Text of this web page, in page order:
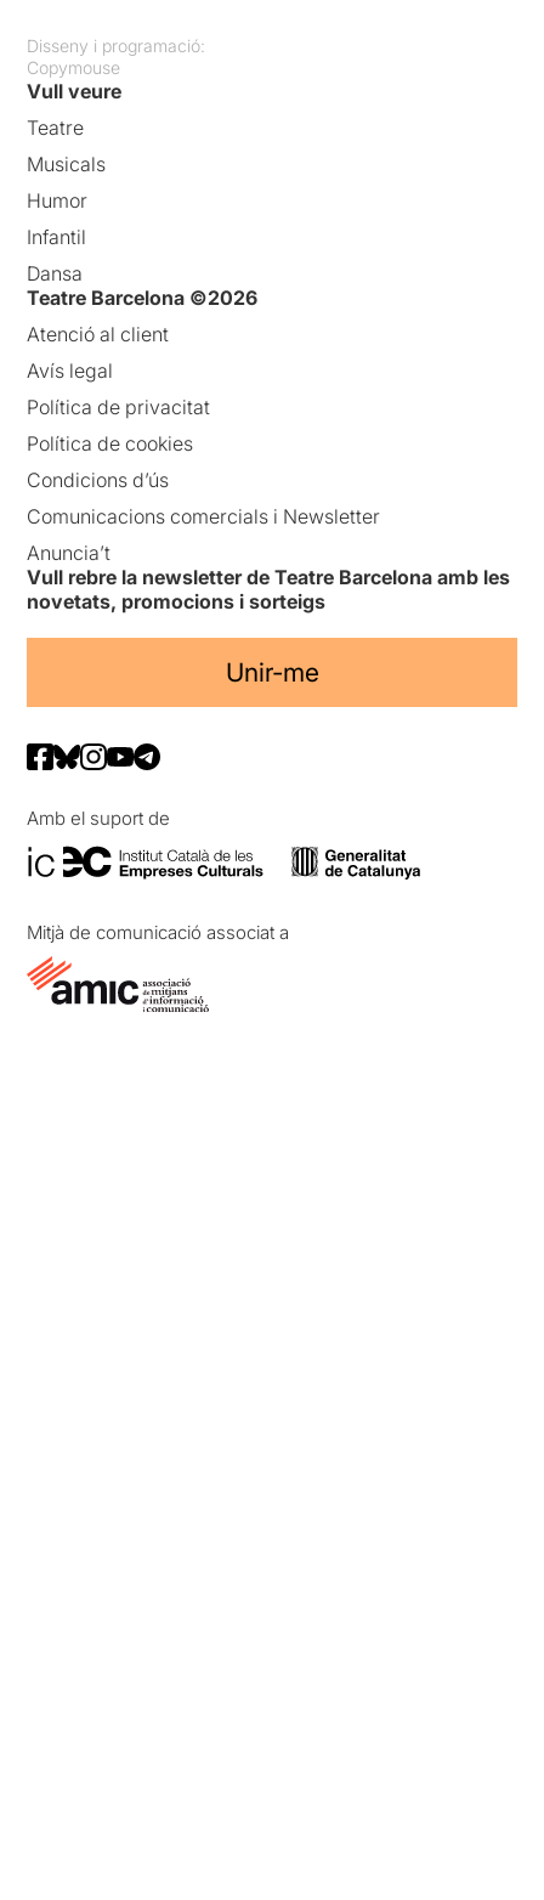
Disseny i programació:
Copymouse
Vull veure
Teatre
Musicals
Humor
Infantil
Dansa
Teatre Barcelona ©2026
Atenció al client
Avís legal
Política de privacitat
Política de cookies
Condicions d’ús
Comunicacions comercials i Newsletter
Anuncia’t
Vull rebre la newsletter de Teatre Barcelona amb les
novetats, promocions i sorteigs
Unir-me
Amb el suport de
Mitjà de comunicació associat a